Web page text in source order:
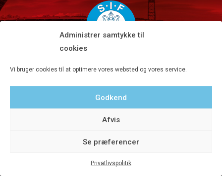
Administrer samtykke til
cookies
Vi bruger cookies til at optimere vores websted og vores service.
Godkend
Afvis
Se præferencer
Privatlivspolitik
© 2020 Silkeborg IF A/S - Designet af Aveo - web&marketing